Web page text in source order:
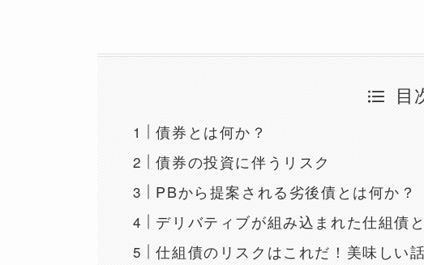
目
債券とは何か？
債券の投資に伴うリスク
PBから提案される劣後債とは何か？
デリバティブが組み込まれた仕組債
仕組債のリスクはこれだ！美味しい